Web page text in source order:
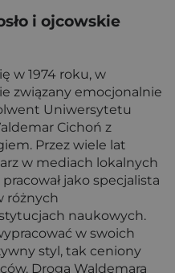
i ojcowskie
w 1974 roku, w
związany emocjonalnie
Uniwersytetu
Cichoń z
Przez wiele lat
w mediach lokalnych
jako specjalista
różnych
naukowych.
w swoich
styl, tak ceniony
Droga Waldemara